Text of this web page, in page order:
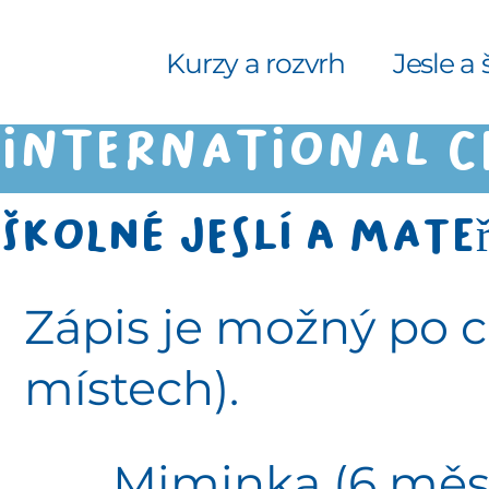
Kurzy a rozvrh Jesle a
INTERNATIONAL
Školné jeslí a
Zápis je možný po
místech).